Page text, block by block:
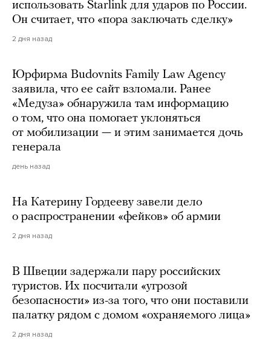
использовать Starlink для ударов по России.
Он считает, что «пора заключать сделку»
2 дня назад
Юрфирма Budovnits Family Law Agency
заявила, что ее сайт взломали. Ранее
«Медуза» обнаружила там информацию
о том, что она помогает уклоняться
от мобилизации — и этим занимается дочь
генерала
день назад
На Катерину Гордееву завели дело
о распространении «фейков» об армии
2 дня назад
В Швеции задержали пару российских
туристов. Их посчитали «угрозой
безопасности» из-за того, что они поставили
палатку рядом с домом «охраняемого лица»
2 дня назад